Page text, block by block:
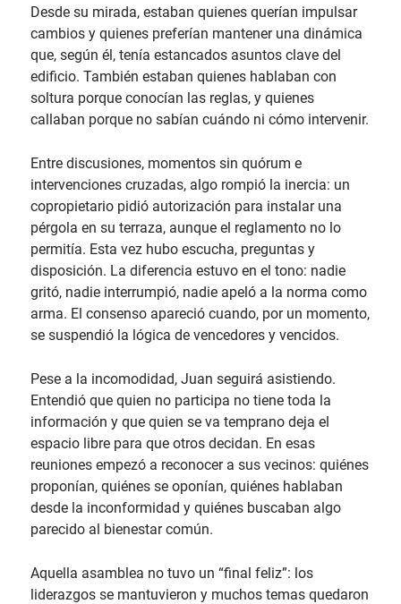
Desde su mirada, estaban quienes querían impulsar
cambios y quienes preferían mantener una dinámica
que, según él, tenía estancados asuntos clave del
edificio. También estaban quienes hablaban con
soltura porque conocían las reglas, y quienes
callaban porque no sabían cuándo ni cómo intervenir.
Entre discusiones, momentos sin quórum e
intervenciones cruzadas, algo rompió la inercia: un
copropietario pidió autorización para instalar una
pérgola en su terraza, aunque el reglamento no lo
permitía. Esta vez hubo escucha, preguntas y
disposición. La diferencia estuvo en el tono: nadie
gritó, nadie interrumpió, nadie apeló a la norma como
arma. El consenso apareció cuando, por un momento,
se suspendió la lógica de vencedores y vencidos.
Pese a la incomodidad, Juan seguirá asistiendo.
Entendió que quien no participa no tiene toda la
información y que quien se va temprano deja el
espacio libre para que otros decidan. En esas
reuniones empezó a reconocer a sus vecinos: quiénes
proponían, quiénes se oponían, quiénes hablaban
desde la inconformidad y quiénes buscaban algo
parecido al bienestar común.
Aquella asamblea no tuvo un “final feliz”: los
liderazgos se mantuvieron y muchos temas quedaron